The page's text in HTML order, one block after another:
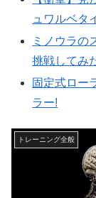
ュワルベタ
ミノウラの
挑戦してみ
固定式ロー
ラー!
トレーニング全般